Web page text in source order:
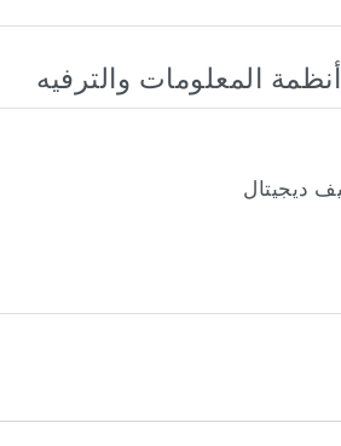
أنظمة المعلومات والترفيه